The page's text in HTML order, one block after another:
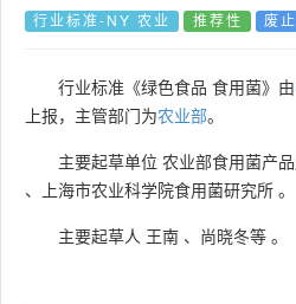
国外标准 技术委员
行业标准-NY 农业 推荐性 废止
行业标准《绿色食品 食用菌》由
上报，主管部门为农业部。
主要起草单位 农业部食用菌产
、
上海市农业科学院食用菌研究所 。
主要起草人 王南 、 尚晓冬等 。